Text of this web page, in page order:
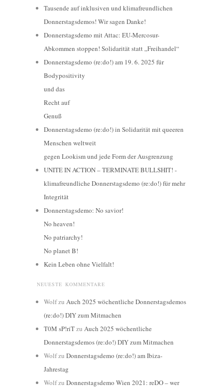
Tausende auf inklusiven und klimafreundlichen
Donnerstagsdemos! Wir sagen Danke!
Donnerstagsdemo mit Attac: EU-Mercosur-
Abkommen stoppen! Solidarität statt „Freihandel“
Donnerstagsdemo (re:do!) am 19. 6. 2025 für
Bodypositivity
und das
Recht auf
Genuß
Donnerstagsdemo (re:do!) in Solidarität mit queeren
Menschen weltweit
gegen Lookism und jede Form der Ausgrenzung
UNITE IN ACTION – TERMINATE BULLSHIT! -
klimafreundliche Donnerstagsdemo (re:do!) für mehr
Integrität
Donnerstagsdemo: No savior!
No heaven!
No patriarchy!
No planet B!
Kein Leben ohne Vielfalt!
NEUESTE KOMMENTARE
Wolfzu Auch 2025 wöchentliche Donnerstagsdemos
(re:do!) DIY zum Mitmachen
T0M sP!riTzu Auch 2025 wöchentliche
Donnerstagsdemos (re:do!) DIY zum Mitmachen
Wolfzu Donnerstagsdemo (re:do!) am Ibiza-
Jahrestag
Wolfzu Donnerstagsdemo Wien 2021: reDO – wer